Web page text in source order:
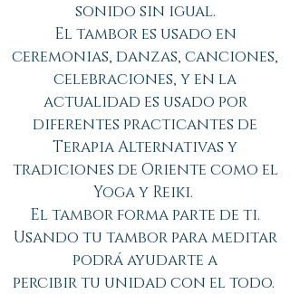
sonido sin igual.
El tambor es usado en
ceremonias, danzas, canciones,
celebraciones, y en la
actualidad es usado por
diferentes practicantes de
Terapia Alternativas y
tradiciones de Oriente como el
Yoga y Reiki.
El tambor forma parte de ti.
Usando tu tambor para meditar
podrá ayudarte a
percibir tu unidad con el todo.